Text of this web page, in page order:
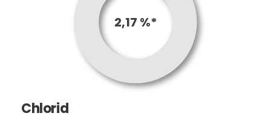
2,17 %*
Chlorid